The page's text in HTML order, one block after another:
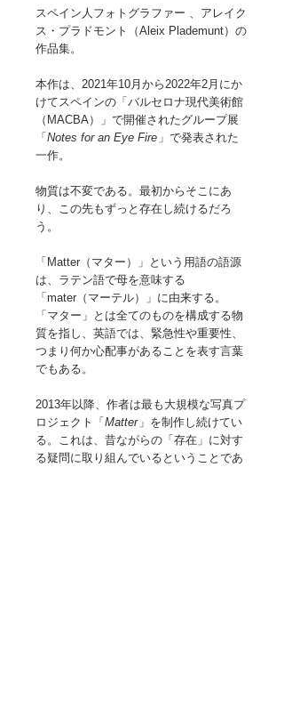
スペイン人フォトグラファー 、アレイク
ス・プラドモント（Aleix Plademunt）の
作品集。
本作は、2021年10月から2022年2月にか
けてスペインの「バルセロナ現代美術館
（MACBA）」で開催されたグループ展
「Notes for an Eye Fire 」で発表された
一作。
物質は不変である。最初からそこにあ
り、この先もずっと存在し続けるだろ
う。
「Matter（マター）」という用語の語源
は、ラテン語で母を意味する
「mater（マーテル）」に由来する。
「マター」とは全てのものを構成する物
質を指し、英語では、緊急性や重要性、
つまり何か心配事があることを表す言葉
でもある。
2013年以降、作者は最も大規模な写真プ
ロジェクト「Matter 」を制作し続けてい
る。これは、昔ながらの「存在」に対す
る疑問に取り組んでいるということであ